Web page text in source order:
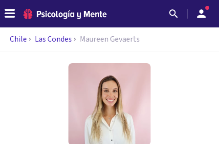
Chile Las Condes Maureen Gevaerts